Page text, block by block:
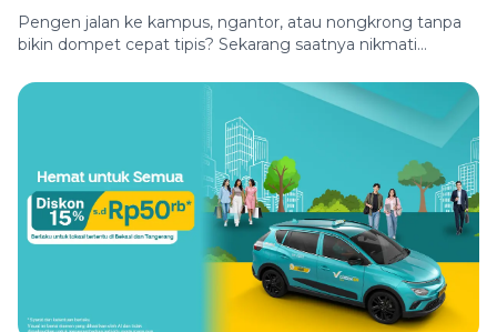
Pengen jalan ke kampus, ngantor, atau nongkrong tanpa
bikin dompet cepat tipis? Sekarang saatnya nikmati
allobank. Bayar pakai Virtual Debit Card atau QRIS allobank,
dapatkan diskon Rp10.000 untuk perjalananmu. Berangkat
kuliah, kerja, atau aktivitas padat lainnya bisa kamu mulai
dengan nyaman, hemat, dan praktis. Syarat & Ketentuan
[…]